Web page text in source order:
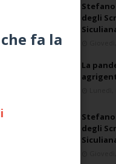
fa la
degli
La
degli